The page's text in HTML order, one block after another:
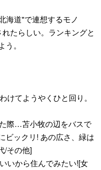
海道"で連想するモノ
たらしい。ランキングと
。
けてようやくひと回り。
際…苫小牧の辺をバスで
ックリ! あの広さ、緑は
/その他]
いから住んでみたい![女